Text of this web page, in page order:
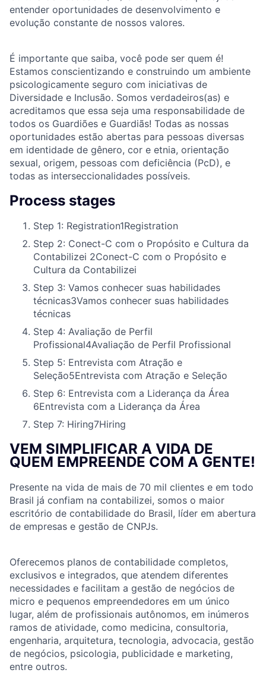
entender oportunidades de desenvolvimento e
evolução constante de nossos valores.
É importante que saiba, você pode ser quem é!
Estamos conscientizando e construindo um ambiente
psicologicamente seguro com iniciativas de
Diversidade e Inclusão. Somos verdadeiros(as) e
acreditamos que essa seja uma responsabilidade de
todos os Guardiões e Guardiãs! Todas as nossas
oportunidades estão abertas para pessoas diversas
em identidade de gênero, cor e etnia, orientação
sexual, origem, pessoas com deficiência (PcD), e
todas as interseccionalidades possíveis.
Process stages
Step 1: Registration1Registration
Step 2: Conect-C com o Propósito e Cultura da
Contabilizei 2Conect-C com o Propósito e
Cultura da Contabilizei
Step 3: Vamos conhecer suas habilidades
técnicas3Vamos conhecer suas habilidades
técnicas
Step 4: Avaliação de Perfil
Profissional4Avaliação de Perfil Profissional
Step 5: Entrevista com Atração e
Seleção5Entrevista com Atração e Seleção
Step 6: Entrevista com a Liderança da Área
6Entrevista com a Liderança da Área
Step 7: Hiring7Hiring
VEM SIMPLIFICAR A VIDA DE
QUEM EMPREENDE COM A GENTE!
Presente na vida de mais de 70 mil clientes e em todo
Brasil já confiam na contabilizei, somos o maior
escritório de contabilidade do Brasil, líder em abertura
de empresas e gestão de CNPJs.
Oferecemos planos de contabilidade completos,
exclusivos e integrados, que atendem diferentes
necessidades e facilitam a gestão de negócios de
micro e pequenos empreendedores em um único
lugar, além de profissionais autônomos, em inúmeros
ramos de atividade, como medicina, consultoria,
engenharia, arquitetura, tecnologia, advocacia, gestão
de negócios, psicologia, publicidade e marketing,
entre outros.